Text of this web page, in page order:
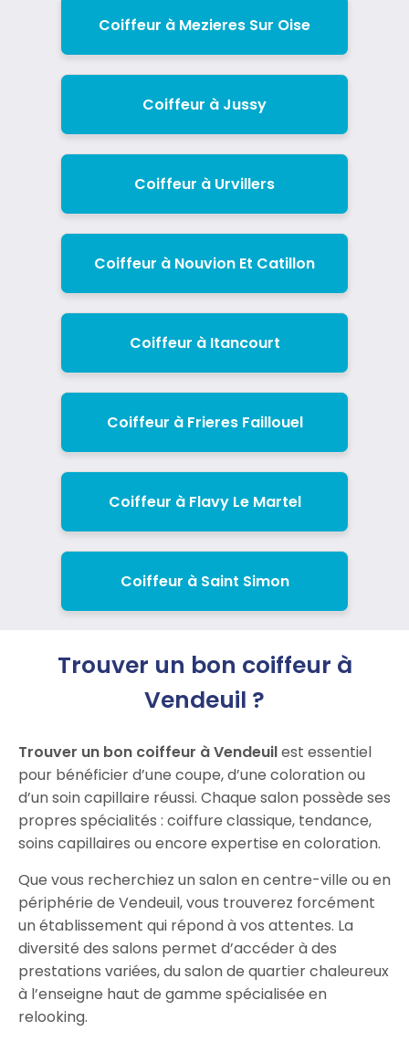
Coiffeur à Mezieres Sur Oise
Coiffeur à Jussy
Coiffeur à Urvillers
Coiffeur à Nouvion Et Catillon
Coiffeur à Itancourt
Coiffeur à Frieres Faillouel
Coiffeur à Flavy Le Martel
Coiffeur à Saint Simon
Trouver un bon coiffeur à
Vendeuil ?
Trouver un bon coiffeur à Vendeuilest essentiel
pour bénéficier d’une coupe, d’une coloration ou
d’un soin capillaire réussi. Chaque salon possède ses
propres spécialités : coiffure classique, tendance,
soins capillaires ou encore expertise en coloration.
Que vous recherchiez un salon en centre-ville ou en
périphérie de Vendeuil, vous trouverez forcément
un établissement qui répond à vos attentes. La
diversité des salons permet d’accéder à des
prestations variées, du salon de quartier chaleureux
à l’enseigne haut de gamme spécialisée en
relooking.